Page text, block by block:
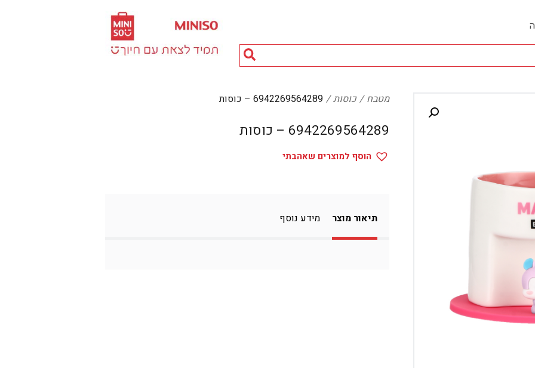
חיפוש
מוצרים...
מטבח כוסות 6942269564289 – כוסות
6942269564289 – כוסות
הוסף למוצרים שאהבתי
תיאור מוצר מידע נוסף